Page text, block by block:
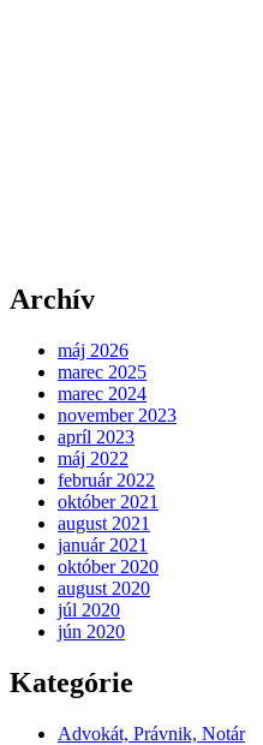
Archív
máj 2026
marec 2025
marec 2024
november 2023
apríl 2023
máj 2022
február 2022
október 2021
august 2021
január 2021
október 2020
august 2020
júl 2020
jún 2020
Kategórie
Advokát, Právnik, Notár